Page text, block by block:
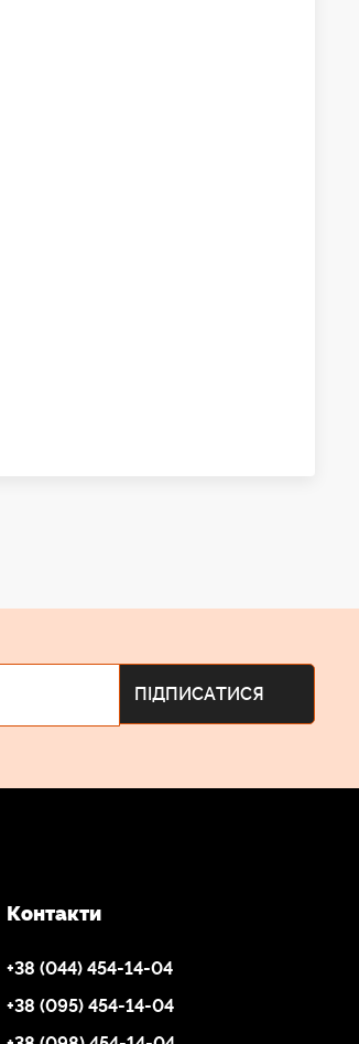
Контакти
+38 (044) 454-14-04
+38 (095) 454-14-04